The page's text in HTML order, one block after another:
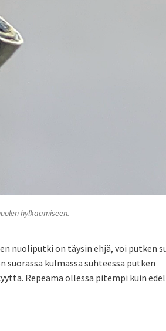
hylkäämiseen.
nuoliputki on täysin ehjä, voi putken
kulmassa suhteessa putken
Repeämä ollessa pitempi kuin